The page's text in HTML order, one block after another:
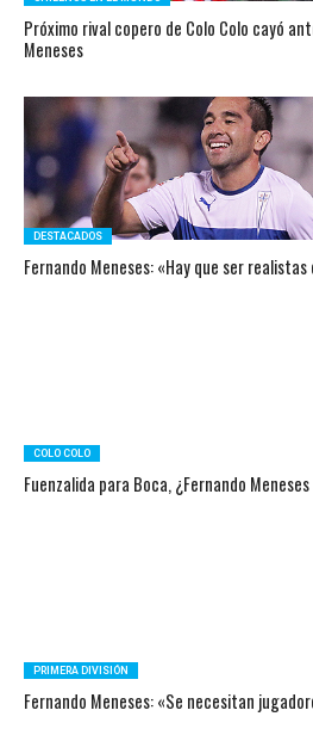
Próximo rival copero de Colo Colo cayó
Meneses
DESTACADOS
Fernando Meneses: «Hay que ser
COLO COLO
Fuenzalida para Boca, ¿Fernando
PRIMERA DIVISIÓN
Fernando Meneses: «Se necesitan